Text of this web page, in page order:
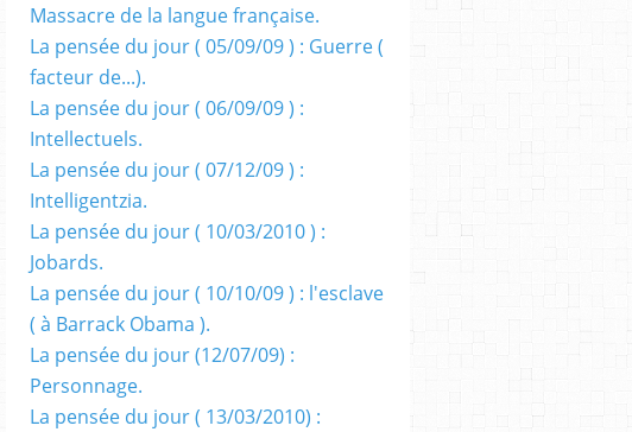
Massacre de la langue française.
La pensée du jour ( 05/09/09 ) : Guerre (
facteur de...).
La pensée du jour ( 06/09/09 ) :
Intellectuels.
La pensée du jour ( 07/12/09 ) :
Intelligentzia.
La pensée du jour ( 10/03/2010 ) :
Jobards.
La pensée du jour ( 10/10/09 ) : l'esclave
( à Barrack Obama ).
La pensée du jour (12/07/09) :
Personnage.
La pensée du jour ( 13/03/2010) :